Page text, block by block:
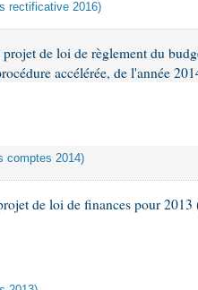
rectificative 2016)
de loi de règlement du
accélérée, de l'année
comptes 2014)
de loi de finances pour 2013